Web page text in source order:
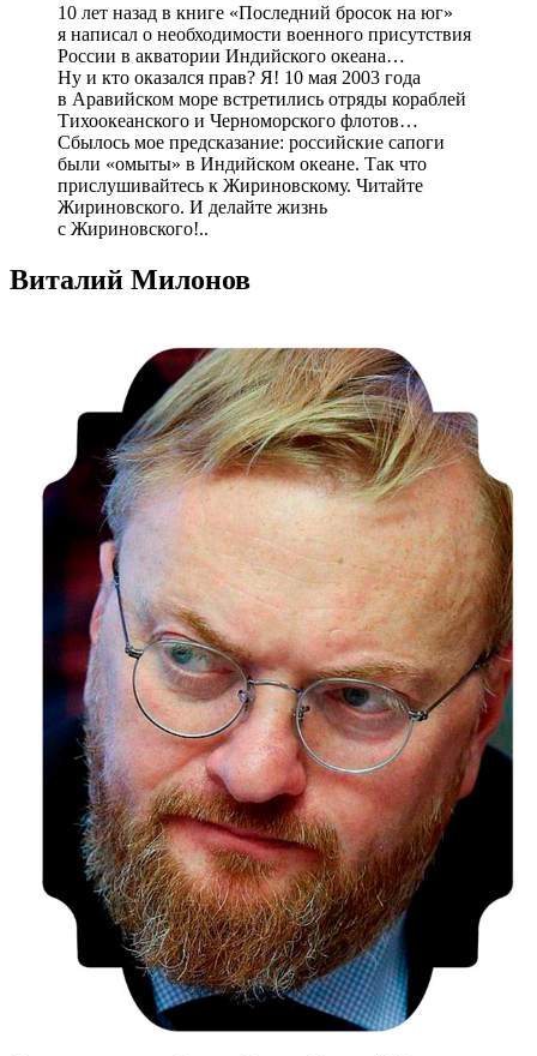
10 лет назад в книге «Последний бросок на юг»
я написал о необходимости военного присутствия
России в акватории Индийского океана…
Ну и кто оказался прав? Я! 10 мая 2003 года
в Аравийском море встретились отряды кораблей
Тихоокеанского и Черноморского флотов…
Сбылось мое предсказание: российские сапоги
были «омыты» в Индийском океане. Так что
прислушивайтесь к Жириновскому. Читайте
Жириновского. И делайте жизнь
с Жириновского!..
Виталий Милонов